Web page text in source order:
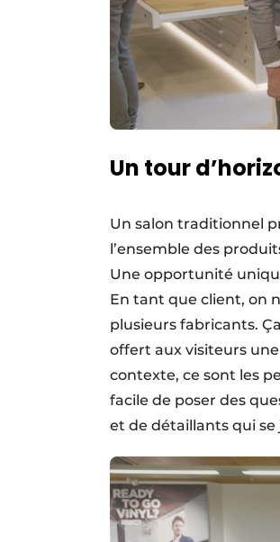
Un tour
Un salon traditionnel
l’ensemble des
Une opportunité
En tant que client, on
plusieurs fabricants.
offert aux visiteurs
contexte, ce sont les
facile de poser des
et de détaillants qui se